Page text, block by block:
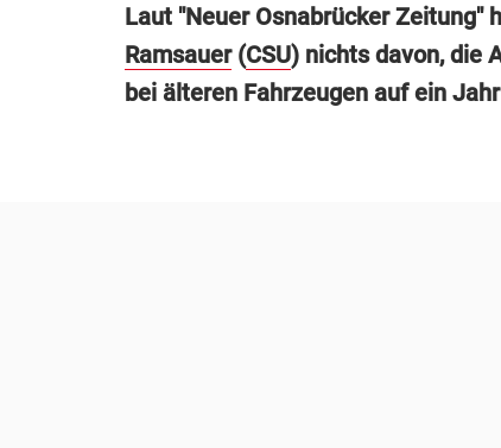
Laut "Neuer Osnabrücker Zeitung"
Ramsauer(CSU) nichts davon, die
bei älteren Fahrzeugen auf ein